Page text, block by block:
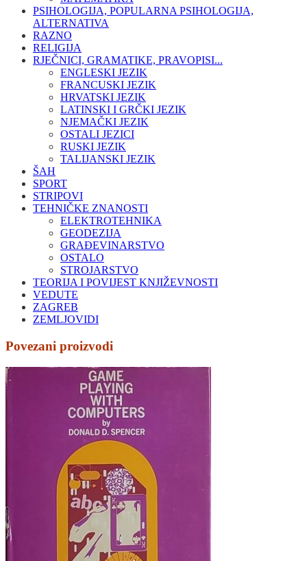
PSIHOLOGIJA, POPULARNA PSIHOLOGIJA,
ALTERNATIVA
RAZNO
RELIGIJA
RJEČNICI, GRAMATIKE, PRAVOPISI...
ENGLESKI JEZIK
FRANCUSKI JEZIK
HRVATSKI JEZIK
LATINSKI I GRČKI JEZIK
NJEMAČKI JEZIK
OSTALI JEZICI
RUSKI JEZIK
TALIJANSKI JEZIK
ŠAH
SPORT
STRIPOVI
TEHNIČKE ZNANOSTI
ELEKTROTEHNIKA
GEODEZIJA
GRAĐEVINARSTVO
OSTALO
STROJARSTVO
TEORIJA I POVIJEST KNJIŽEVNOSTI
VEDUTE
ZAGREB
ZEMLJOVIDI
Povezani proizvodi